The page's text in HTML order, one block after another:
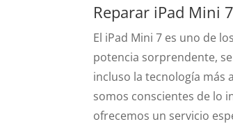
Reparar iPad Mini
El iPad Mini 7 es uno de
potencia sorprendente,
incluso la tecnología más
somos conscientes de lo
ofrecemos un servicio